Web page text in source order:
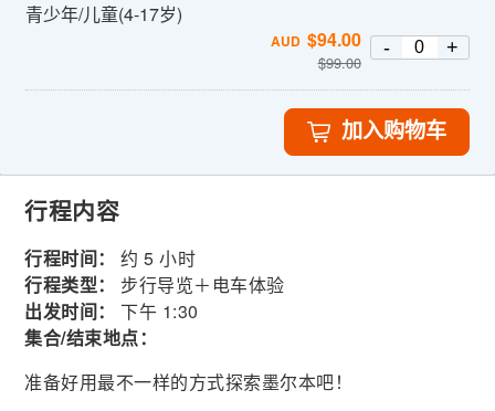
青少年/儿童(4-17岁)
AUD $94.00
$99.00
- +
加入购物车
行程内容
行程时间：
约 5 小时
行程类型：
步行导览＋电车体验
出发时间：
下午 1:30
集合/结束地点：
准备好用最不一样的方式探索墨尔本吧！